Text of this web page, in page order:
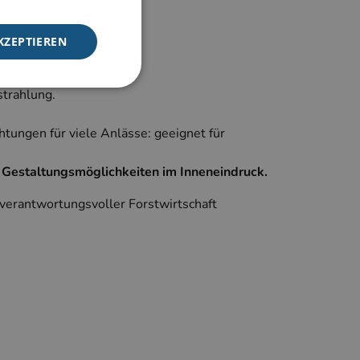
für viele Anlässe: geeignet für
im Inneneindruck.
Forstwirtschaft
und die
werden.